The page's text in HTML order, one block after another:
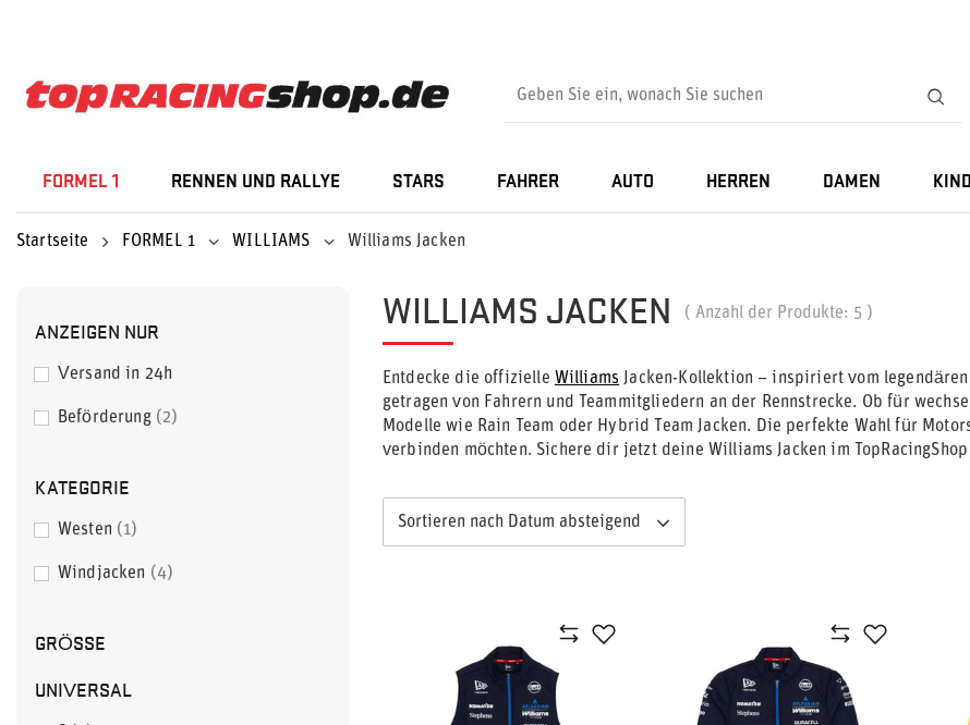
FORMEL 1 RENNEN UND RALLYE STARS FAHRER AUTO HERREN DAMEN
Startseite FORMEL 1 WILLIAMS Williams Jacken
ANZEIGEN NUR
Versand in 24h
Beförderung 2
KATEGORIE
Westen 1
Windjacken 4
GRÖSSE
UNIVERSAL
WILLIAMS JACKEN ( Anzahl der Produkte: 5 )
Entdecke die offizielle Williams Jacken-Kollektion – inspiriert vom legendären
getragen von Fahrern und Teammitgliedern an der Rennstrecke. Ob für
Modelle wie Rain Team oder Hybrid Team Jacken. Die perfekte Wahl für
verbinden möchten. Sichere dir jetzt deine Williams Jacken im
Sortieren nach Datum absteigend